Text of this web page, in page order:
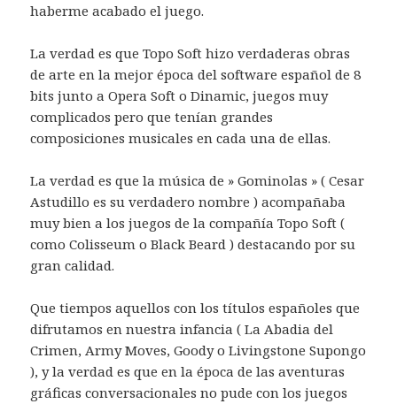
haberme acabado el juego.
La verdad es que Topo Soft hizo verdaderas obras
de arte en la mejor época del software español de 8
bits junto a Opera Soft o Dinamic, juegos muy
complicados pero que tenían grandes
composiciones musicales en cada una de ellas.
La verdad es que la música de » Gominolas » ( Cesar
Astudillo es su verdadero nombre ) acompañaba
muy bien a los juegos de la compañía Topo Soft (
como Colisseum o Black Beard ) destacando por su
gran calidad.
Que tiempos aquellos con los títulos españoles que
difrutamos en nuestra infancia ( La Abadia del
Crimen, Army Moves, Goody o Livingstone Supongo
), y la verdad es que en la época de las aventuras
gráficas conversacionales no pude con los juegos